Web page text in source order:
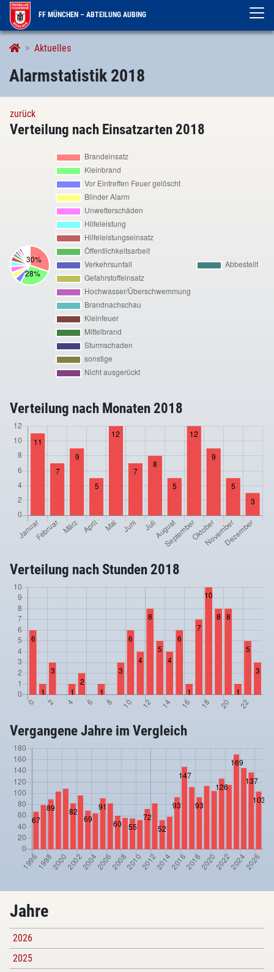
FF MÜNCHEN – ABTEILUNG AUBING
Aktuelles
Alarmierungen
Alarmstatistik 2018
zurück
Verteilung nach Einsatzarten 2018
Verteilung nach Monaten 2018
Verteilung nach Stunden 2018
Vergangene Jahre im Vergleich
Jahre
2026
2025